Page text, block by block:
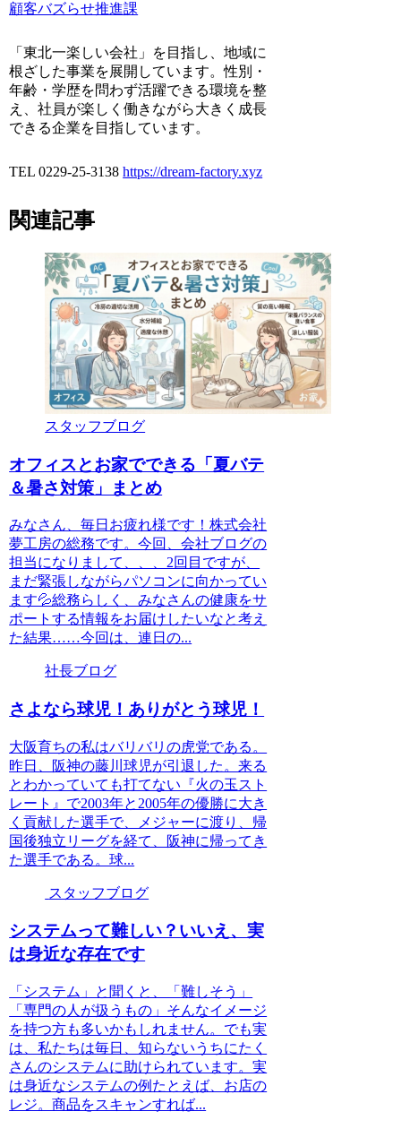
顧客バズらせ推進課
「東北一楽しい会社」を目指し、地域に
根ざした事業を展開しています。性別・
年齢・学歴を問わず活躍できる環境を整
え、社員が楽しく働きながら大きく成長
できる企業を目指しています。
TEL 0229-25-3138 https://dream-factory.xyz
関連記事
スタッフブログ
オフィスとお家でできる「夏バテ
＆暑さ対策」まとめ
みなさん、毎日お疲れ様です！株式会社
夢工房の総務です。今回、会社ブログの
担当になりまして、、、2回目ですが、
まだ緊張しながらパソコンに向かってい
ます💦総務らしく、みなさんの健康をサ
ポートする情報をお届けしたいなと考え
た結果……今回は、連日の...
社長ブログ
さよなら球児！ありがとう球児！
大阪育ちの私はバリバリの虎党である。
昨日、阪神の藤川球児が引退した。来る
とわかっていても打てない『火の玉スト
レート』で2003年と2005年の優勝に大き
く貢献した選手で、メジャーに渡り、帰
国後独立リーグを経て、阪神に帰ってき
た選手である。球...
スタッフブログ
システムって難しい？いいえ、実
は身近な存在です
「システム」と聞くと、「難しそう」
「専門の人が扱うもの」そんなイメージ
を持つ方も多いかもしれません。でも実
は、私たちは毎日、知らないうちにたく
さんのシステムに助けられています。実
は身近なシステムの例たとえば、お店の
レジ。商品をスキャンすれば...